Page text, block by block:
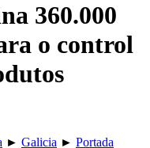
360.000
o control
► Galicia ► Portada